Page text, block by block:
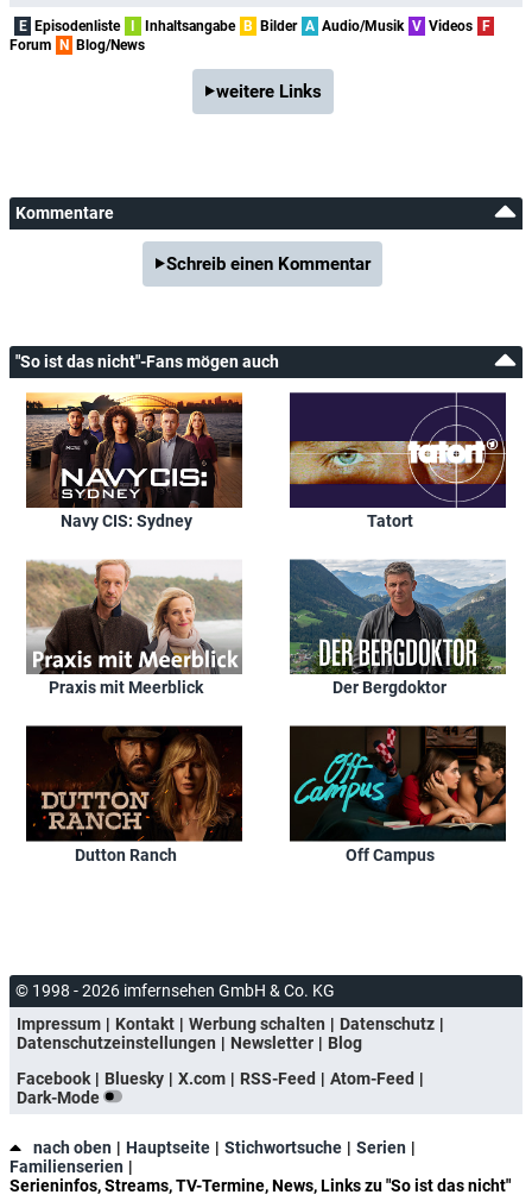
E Episodenliste Inhaltsangabe B Bilder A Audio/Musik V Videos
F
Forum
N Blog/News
weitere Links
Kommentare
Schreib einen Kommentar
"So ist das nicht"-Fans mögen auch
Navy CIS: Sydney Tatort
Praxis mit Meerblick Der Bergdoktor
Dutton Ranch Off Campus
© 1998 - 2026 imfernsehen GmbH & Co. KG
Impressum
Kontakt Werbung schalten
Datenschutz
Datenschutzeinstellungen
Newsletter
Blog
Facebook
Bluesky X.com RSS-Feed
Atom-Feed
Dark-Mode
nach oben Hauptseite Stichwortsuche
Serien
Familienserien
Serieninfos, Streams, TV-Termine, News, Links zu "So ist das nicht"